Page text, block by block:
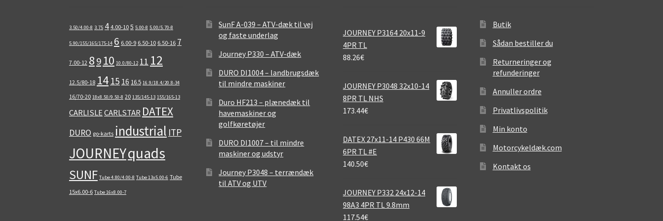
3.50/4.00-8 3.75 4 4.00-10 5 5.00-8 5.00/5.70-8
5.90/155/165/175-14 6 6.00-9 6.50-10 6.50-16 7
7.00-12 8910 10.0/80-12 11 12
12.5/80-18 14 15 16 16.5 16.9/18.4/20.8-34
16/70-20 18x8.50/9.50-8 20 135/145-13 155/165-13
CARLISLECARLSTAR DATEX
DURO go-karts industrial ITP
JOURNEYquads
SUNF Tube 4.80/4.00-8 Tube 13x5.00-6 Tube
15x6.00-6 Tube 16x8.00-7
SunF A-039 – ATV-dæk til vej
og faste underlag
Journey P330 – ATV-dæk
DURO DI1004 – landbrugsdæk
til mindre maskiner
Duro HF213 – plænedæk til
havemaskiner og
golfkøretøjer
DURO DI1007 – til mindre
maskiner og udstyr
Journey P3048 – terrændæk
til ATV og UTV
JOURNEY P3164 20x11-9
4PR TL
88.26€
JOURNEY P3048 32x10-14
8PR TL NHS
173.44€
DATEX 27x11-14 P430 66M
6PR TL #E
140.50€
JOURNEY P332 24x12-14
98A3 4PR TL 9.8mm
117.54€
Butik
Sådan bestiller du
Returneringer og
refunderinger
Annuller ordre
Privatlivspolitik
Min konto
Motorcykeldæk.com
Kontakt os